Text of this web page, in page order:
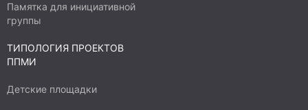
Памятка для инициативной
группы
ТИПОЛОГИЯ ПРОЕКТОВ
ППМИ
Детские площадки